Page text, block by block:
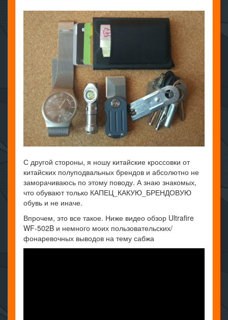
С другой стороны, я ношу китайские кроссовки от
китайских полуподвальных брендов и абсолютно не
заморачиваюсь по этому поводу. А знаю знакомых,
что обувают только КАПЕЦ_КАКУЮ_БРЕНДОВУЮ
обувь и не иначе.
Впрочем, это все такое. Ниже видео обзор Ultrafire
WF-502B и немного моих пользовательских/
фонаревочных выводов на тему сабжа